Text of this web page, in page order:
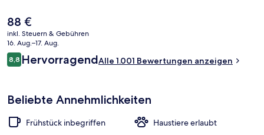
Reisende schätzen die fußläufige Entfernung zu den öffentlichen
Verkehrsmitteln: Zur S-Bahnhof Anhalter Bahnhof sind es 5 und zur
U-Bahnhof Möckernbrücke sind es 7 Gehminuten.
Der
aktuelle
Preis
beträgt
88 €.
88 €
inkl. Steuern & Gebühren
16. Aug.–17. Aug.
Bewertungen
8,88,8 von 10.
HervorragendAlle 1.001 Bewertungen anzeigen
Beliebte Annehmlichkeiten
Frühstück inbegriffen
Haustiere erlaubt